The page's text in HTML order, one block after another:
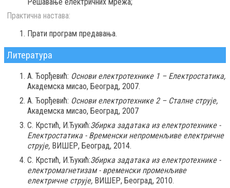
Практична настава:
Прати програм предавања.
Литература
А. Ђорђевић: Основи електротехнике 1 – Електростатика,
Академска мисао, Београд, 2007.
А. Ђорђевић: Основи електротехнике 2 – Сталне струје,
Академска мисао, Београд, 2007
С. Крстић, И.Ђукић:Збирка задатака из електротехнике -
Електростатика - Временски непроменљиве електричне
струје, ВИШЕР, Београд, 2014.
С. Крстић, И.Ђукић:Збирка задатака из електротехнике -
електромагнетизам - временски променљиве
електричне струје, ВИШЕР, Београд, 2010.